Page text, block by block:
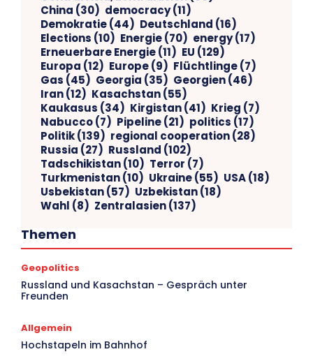
China (30) democracy(11)
Demokratie(44) Deutschland (16)
Elections (10) Energie(70) energy(17)
Erneuerbare Energie(11) EU (129)
Europa (12) Europe(9) Flüchtlinge(7)
Gas (45) Georgia (35) Georgien(46)
Iran(12) Kasachstan(55)
Kaukasus (34) Kirgistan(41) Krieg (7)
Nabucco(7) Pipeline(21) politics (17)
Politik(139) regional cooperation(28)
Russia (27) Russland (102)
Tadschikistan(10) Terror (7)
Turkmenistan(10) Ukraine(55) USA(18)
Usbekistan(57) Uzbekistan(18)
Wahl (8) Zentralasien(137)
Themen
Geopolitics
Russland und Kasachstan – Gespräch unter
Freunden
Allgemein
Hochstapeln im Bahnhof